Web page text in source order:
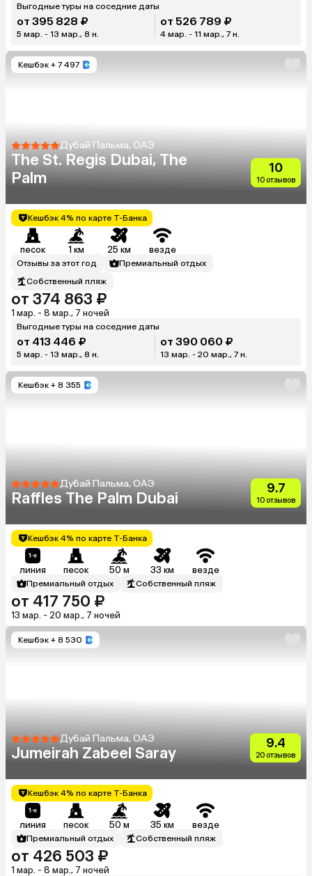
Выгодные туры на соседние даты
от 395 828 ₽
5 мар. - 13 мар., 8 н.
от 526 789 ₽
4 мар. - 11 мар., 7 н.
Кешбэк + 7 497
Дубай Пальма, ОАЭ
The St. Regis Dubai, The
Palm
10
10 отзывов
Кешбэк 4% по карте Т-Банка
песок 1 км 25 км везде
Отзывы за этот год
Премиальный отдых
Собственный пляж
от 374 863 ₽
1 мар. - 8 мар., 7 ночей
Выгодные туры на соседние даты
от 413 446 ₽
5 мар. - 13 мар., 8 н.
от 390 060 ₽
13 мар. - 20 мар., 7 н.
Кешбэк + 8 355
Дубай Пальма, ОАЭ
Raffles The Palm Dubai
9.7
10 отзывов
Кешбэк 4% по карте Т-Банка
линия песок 50 м 33 км везде
Премиальный отдых Собственный пляж
от 417 750 ₽
13 мар. - 20 мар., 7 ночей
Кешбэк + 8 530
Дубай Пальма, ОАЭ
Jumeirah Zabeel Saray
9.4
20 отзывов
Кешбэк 4% по карте Т-Банка
линия песок 50 м 35 км везде
Премиальный отдых Собственный пляж
от 426 503 ₽
1 мар. - 8 мар., 7 ночей